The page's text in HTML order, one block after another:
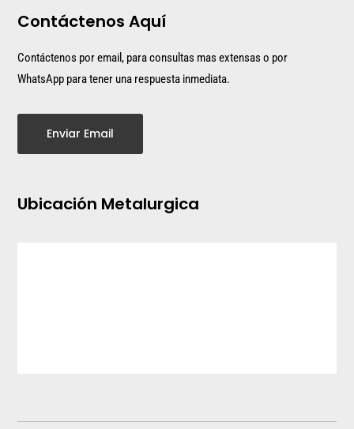
Contáctenos Aquí
Contáctenos por email, para consultas mas extensas o por
WhatsApp para tener una respuesta inmediata.
Enviar Email
Ubicación Metalurgica